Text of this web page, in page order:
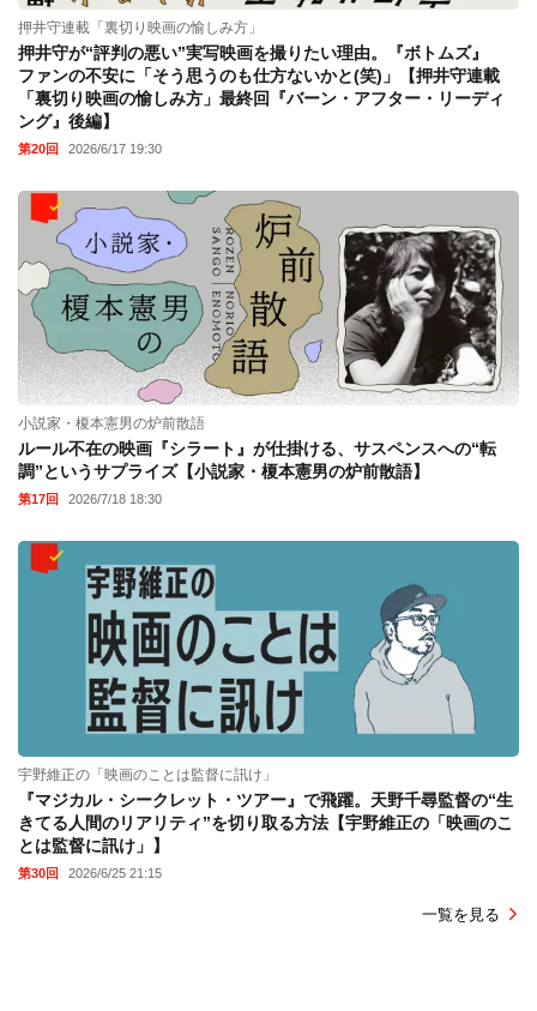
押井守連載「裏切り映画の愉しみ方」
押井守が“評判の悪い”実写映画を撮りたい理由。『ボトムズ』
ファンの不安に「そう思うのも仕方ないかと(笑)」【押井守連載
「裏切り映画の愉しみ方」最終回『バーン・アフター・リーディ
ング』後編】
第20回 2026/6/17 19:30
小説家・榎本憲男の炉前散語
ルール不在の映画『シラート』が仕掛ける、サスペンスへの“転
調”というサプライズ【小説家・榎本憲男の炉前散語】
第17回 2026/7/18 18:30
宇野維正の「映画のことは監督に訊け」
『マジカル・シークレット・ツアー』で飛躍。天野千尋監督の“生
きてる人間のリアリティ”を切り取る方法【宇野維正の「映画のこ
とは監督に訊け」】
第30回 2026/6/25 21:15
一覧を見る